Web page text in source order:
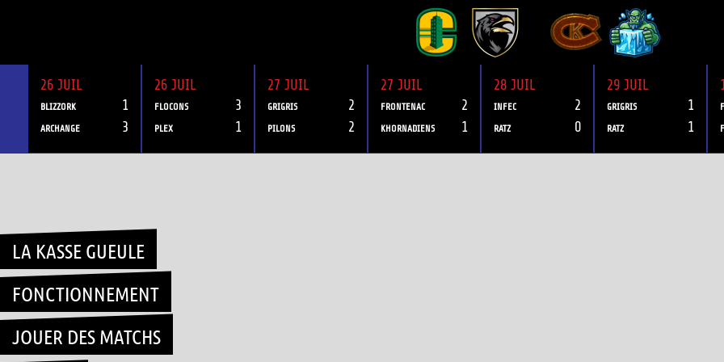
26 JUIL
BLIZZORK 1
ARCHANGE 3
26 JUIL
FLOCONS 3
PLEX 1
27 JUIL
GRIGRIS 2
PILONS 2
27 JUIL
FRONTENAC 2
KHORNADIENS 1
28 JUIL
INFEC 2
RATZ 0
29 JUIL
GRIGRIS 1
RATZ 1
LA KASSE GUEULE
FONCTIONNEMENT
JOUER DES MATCHS